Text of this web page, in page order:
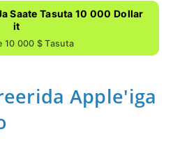
Saate Tasuta 10 000 Dollar
It
10 000 $ Tasuta
Apple'iga